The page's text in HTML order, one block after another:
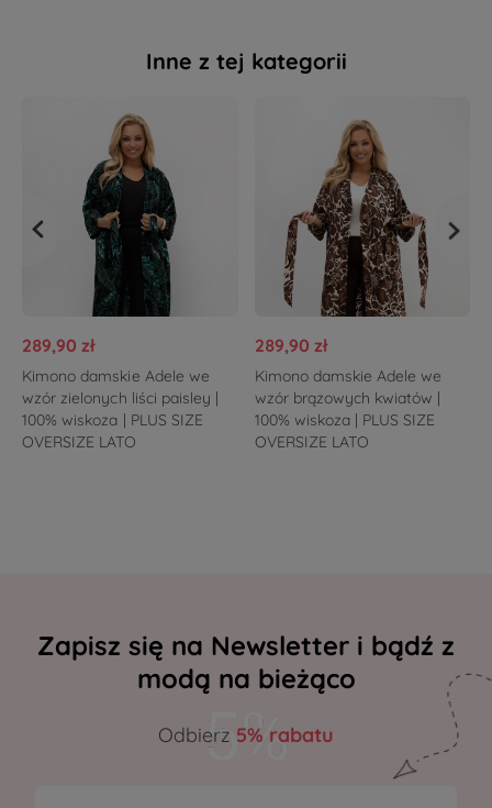
Inne z tej kategorii
289,90 zł
Kimono damskie Adele we
wzór zielonych liści paisley |
100% wiskoza | PLUS SIZE
OVERSIZE LATO
289,90 zł
Kimono damskie Adele we
wzór brązowych kwiatów |
100% wiskoza | PLUS SIZE
OVERSIZE LATO
Zapisz się na Newsletter i bądź z
modą na bieżąco
Odbierz 5% rabatu